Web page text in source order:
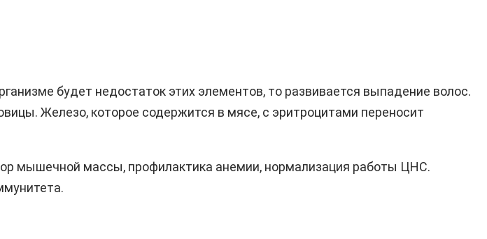
будет недостаток этих элементов, то развивается выпадение волос.
Железо, которое содержится в мясе, с эритроцитами переносит
мышечной массы, профилактика анемии, нормализация работы ЦНС.